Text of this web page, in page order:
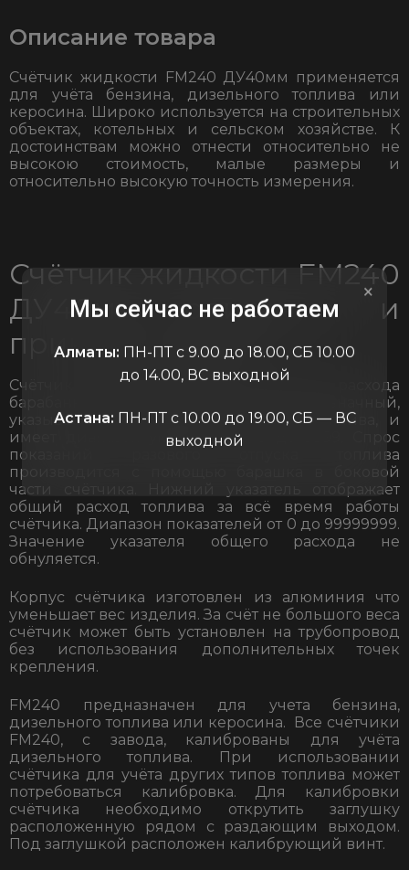
Описание товара
Счётчик жидкости FM240 ДУ40мм применяется
для учёта бензина, дизельного топлива или
керосина. Широко используется на строительных
объектах, котельных и сельском хозяйстве. К
достоинствам можно отнести относительно не
высокою стоимость, малые размеры и
относительно высокую точность измерения.
Счётчик жидкости FM240
ДУ40мм описание и
принцип работы
Счётчик оснащён двумя указателями расхода
барабанного типа. Верхний, четырёхзначный,
указывает объём разового расхода топлива, и
имеет диапазон указателя от 0 до 9999. Спрос
показаний разового отпуска топлива
производится с помощью барашка в боковой
части счётчика. Нижний указатель отображает
общий расход топлива за всё время работы
счётчика. Диапазон показателей от 0 до 99999999.
Значение указателя общего расхода не
обнуляется.
Корпус счётчика изготовлен из алюминия что
уменьшает вес изделия. За счёт не большого веса
счётчик может быть установлен на трубопровод
без использования дополнительных точек
крепления.
FM240 предназначен для учета бензина,
дизельного топлива или керосина. Все счётчики
FM240, с завода, калиброваны для учёта
дизельного топлива. При использовании
счётчика для учёта других типов топлива может
потребоваться калибровка. Для калибровки
счётчика необходимо открутить заглушку
расположенную рядом с раздающим выходом.
Под заглушкой расположен калибрующий винт.
×
Мы сейчас не работаем
Алматы: ПН-ПТ с 9.00 до 18.00, СБ 10.00
до 14.00, ВС выходной
Астана: ПН-ПТ с 10.00 до 19.00, СБ — ВС
выходной